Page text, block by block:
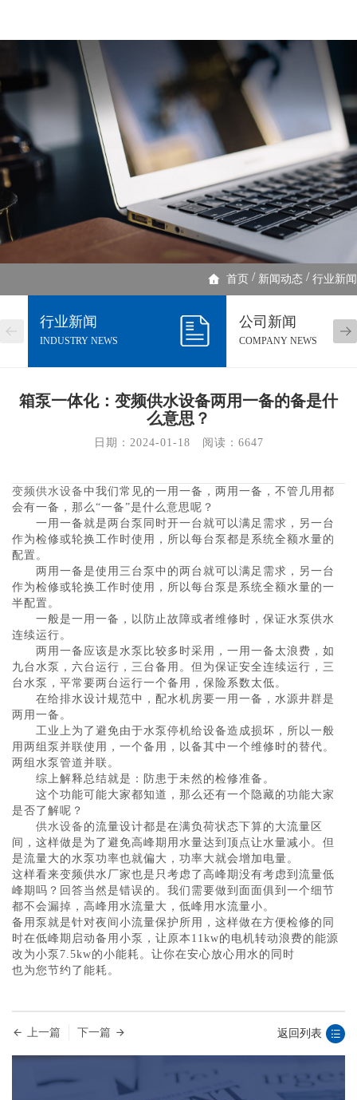
首页 / 新闻动态 / 行业新闻
行业新闻
INDUSTRY NEWS
公司新闻
COMPANY NEWS
箱泵一体化：变频供水设备两用一备的备是什
么意思？
日期：2024-01-18   阅读： 6647
变频供水设备中我们常见的一用一备，两用一备，不管几用都
会有一备，那么“一备”是什么意思呢？
一用一备就是两台泵同时开一台就可以满足需求，另一台
作为检修或轮换工作时使用，所以每台泵都是系统全额水量的
配置。
两用一备是使用三台泵中的两台就可以满足需求，另一台
作为检修或轮换工作时使用，所以每台泵是系统全额水量的一
半配置。
一般是一用一备，以防止故障或者维修时，保证水泵供水
连续运行。
两用一备应该是水泵比较多时采用，一用一备太浪费，如
九台水泵，六台运行，三台备用。但为保证安全连续运行，三
台水泵，平常要两台运行一个备用，保险系数太低。
在给排水设计规范中，配水机房要一用一备，水源井群是
两用一备。
工业上为了避免由于水泵停机给设备造成损坏，所以一般
用两组泵并联使用，一个备用，以备其中一个维修时的替代。
两组水泵管道并联。
综上解释总结就是：防患于未然的检修准备。
这个功能可能大家都知道，那么还有一个隐藏的功能大家
是否了解呢？
供水设备 的流量设计都是在满负荷状态下算的大流量区
间，这样做是为了避免高峰期用水量达到顶点让水量减小。但
是流量大的水泵功率也就偏大，功率大就会增加电量。
这样看来变频供水厂家也是只考虑了高峰期没有考虑到流量低
峰期吗？回答当然是错误的。我们需要做到面面俱到一个细节
都不会漏掉，高峰用水流量大，低峰用水流量小。
备用泵就是针对夜间小流量保护所用，这样做在方便检修的同
时在低峰期启动备用小泵，让原本11kw的电机转动浪费的能源
改为小泵7.5kw的小能耗。让你在安心放心用水的同时
也为您节约了能耗。
上一篇 下一篇 返回列表